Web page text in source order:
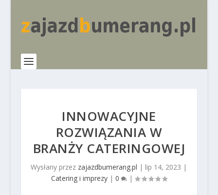
INNOWACYJNE
ROZWIĄZANIA W
BRANŻY CATERINGOWEJ
Wysłany przez zajazdbumerang.pl | lip 14, 2023 |
Catering i imprezy| 0 |